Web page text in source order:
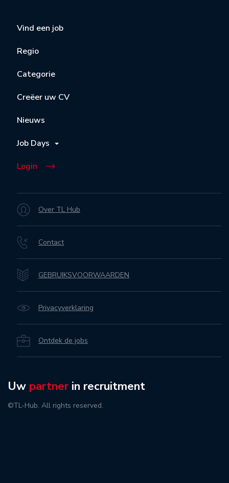
Vind een job
Regio
Categorie
Creëer uw CV
Nieuws
Job Days
Login
Over TL Hub
Contact
GEBRUIKSVOORWAARDEN
Privacyverklaring
Ontdek de jobs
Uw partner in recruitment
©TL-Hub. All rights reserved.